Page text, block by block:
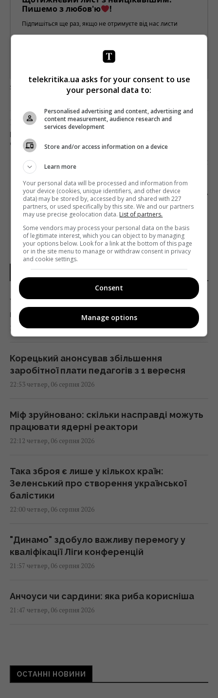
Пишемо з любов'ю
!
Підпишіться ще раз, якщо не отримуєте від нас листи
загрузка...
Попередня стаття
ОСОБИСТИХ ДАНИХ КОРИСТУВАЧІВ
Наступна стаття
ШАНУВАЛЬНИКИ В ЗАХВАТІ ВІД
АФРИКАНСЬКОГО КЛІПУ ІВАНА ДОРНА
Україна ставить Путіна на передвиборчий
годинник, - Newsweek
23:07 четвер, 06 серпня 2026
Корецький анонсував збільшення
заробітної плати педагогів з 1 вересня
22:53 четвер, 06 серпня 2026
Міф зруйновано: скільки насправді можуть
працювати ядерні реактори
22:12 четвер, 06 серпня 2026
Така зброя є лише у кількох країн:
Зеленський про створення української
балістики
22:00 четвер, 06 серпня 2026
"Динамо" здобуло важливу перемогу у
кваліфікації Ліги конференцій
21:57 четвер, 06 серпня 2026
Анчоуси чи сардини: яка риба корисніша
21:47 четвер, 06 серпня 2026
21:42 четвер, 06 серпня 2026
ОСТАННІ НОВИНИ
telekritika.ua asks for your consent to use
your personal data to:
Personalised advertising and content, advertising and
content measurement, audience research and
services development
Store and/or access information on a device
Learn more
Your personal data will be processed and information from
your device (cookies, unique identifiers, and other device
data) may be stored by, accessed by and shared with 227
partners, or used specifically by this site. We and our partners
may use precise geolocation data. List of partners.
Some vendors may process your personal data on the basis
of legitimate interest, which you can object to by managing
your options below. Look for a link at the bottom of this page
or in the site menu to manage or withdraw consent in privacy
and cookie settings.
Consent
Manage options